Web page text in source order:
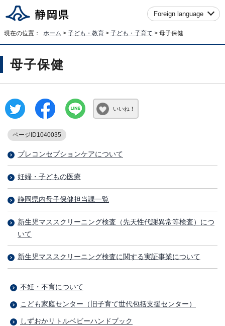
Foreign language
現在の位置： ホーム > 子ども・教育 > 子ども・子育て > 母子保健
母子保健
いいね！
ページID1040035
プレコンセプションケアについて
妊婦・子どもの医療
静岡県内母子保健担当課一覧
新生児マススクリーニング検査（先天性代謝異常等検査）につ
いて
新生児マススクリーニング検査に関する実証事業について
不妊・不育について
こども家庭センター（旧子育て世代包括支援センター）
しずおかリトルベビーハンドブック